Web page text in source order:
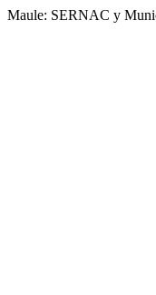
Maule: SERNAC y